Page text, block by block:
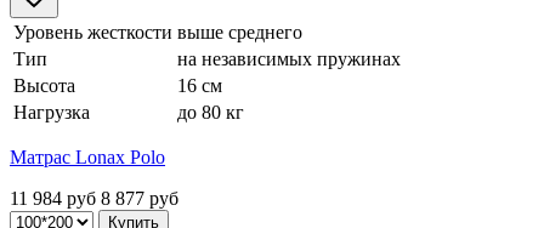
Уровень жесткости выше среднего
Тип
на независимых пружинах
Высота
16 см
Нагрузка
до 80 кг
Матрас Lonax Polo
11 984 руб 8 877 руб